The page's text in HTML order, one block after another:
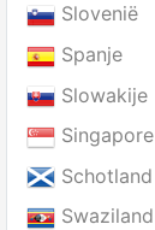
Slovenië
Spanje
Slowakije
Singapore
Schotland
Swaziland